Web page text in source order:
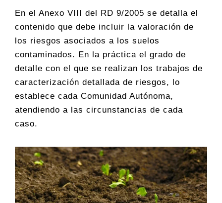
En el Anexo VIII del RD 9/2005 se detalla el
contenido que debe incluir la valoración de
los riesgos asociados a los suelos
contaminados. En la práctica el grado de
detalle con el que se realizan los trabajos de
caracterización detallada de riesgos, lo
establece cada Comunidad Autónoma,
atendiendo a las circunstancias de cada
caso.